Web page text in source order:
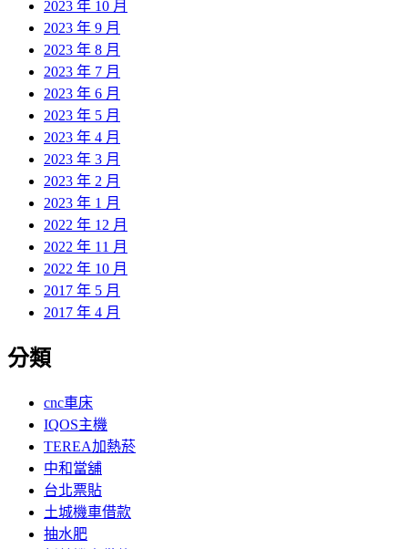
2023 年 10 月
2023 年 9 月
2023 年 8 月
2023 年 7 月
2023 年 6 月
2023 年 5 月
2023 年 4 月
2023 年 3 月
2023 年 2 月
2023 年 1 月
2022 年 12 月
2022 年 11 月
2022 年 10 月
2017 年 5 月
2017 年 4 月
分類
cnc車床
IQOS主機
TEREA加熱菸
中和當舖
台北票貼
土城機車借款
抽水肥